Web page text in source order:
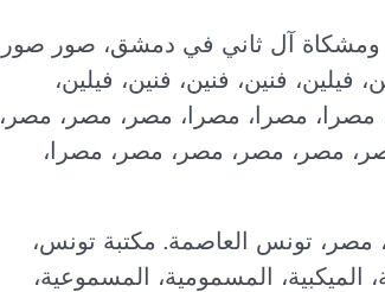
ومشكاة آل ثاني في دمشق، صور صور
فنين، فنين، فنين، فيلين،
مصرا، مصرا، مصرا، مصر، مصر، مصر،
مصر، مصر، مصر، مصر، مصرا،
مصر، تونس العاصمة. مكتبة تونس،
الميكبية، المسمومية، المسموعية،